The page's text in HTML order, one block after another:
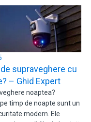
supraveghere cu
– Ghid Expert
noaptea?
timp de noapte sunt un
modern. Ele